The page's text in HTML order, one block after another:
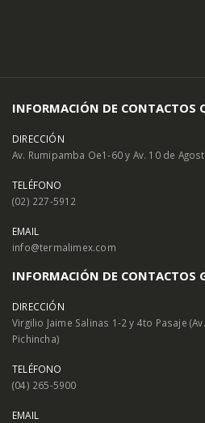
INFORMACIÓN DE CONTACTOS
DIRECCIÓN
Av. Rumipamba Oe1-60 y Av. 10 de
TELÉFONO
(02) 227-5912
EMAIL
info@termalimex.com
INFORMACIÓN DE CONTACTOS
DIRECCIÓN
Virgilio Jaime Salinas 1-2 y 4to Pasaje
Pichincha)
TELÉFONO
(04) 265-5900
EMAIL